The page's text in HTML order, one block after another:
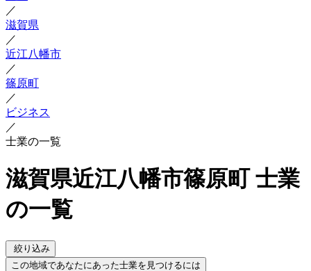
／
滋賀県
／
近江八幡市
／
篠原町
／
ビジネス
／
士業の一覧
滋賀県近江八幡市篠原町 士業
の一覧
絞り込み
この地域であなたにあった士業を見つけるには